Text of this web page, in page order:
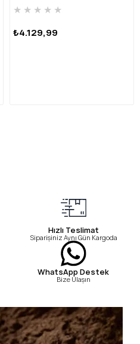
★ ★ ★ ★ ★
₺4.129,99
Hızlı Teslimat
Siparişiniz Aynı Gün Kargoda
WhatsApp Destek
Bize Ulaşın